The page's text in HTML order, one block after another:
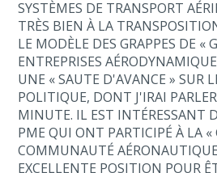
SYSTÈMES DE TRANSPORT
TRÈS BIEN À LA
LE MODÈLE DES GRAPPES DE «
ENTREPRISES
UNE « SAUTE D'AVANCE » SUR
POLITIQUE, DONT J'IRAI
MINUTE. IL EST INTÉRESSANT
PME QUI ONT PARTICIPÉ À LA «
COMMUNAUTÉ
EXCELLENTE POSITION POUR